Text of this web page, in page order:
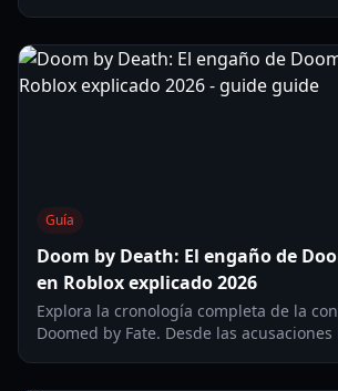
Guía
Doom by Death: El engaño de
en Roblox explicado 2026
Explora la cronología completa de la
Doomed by Fate. Desde las